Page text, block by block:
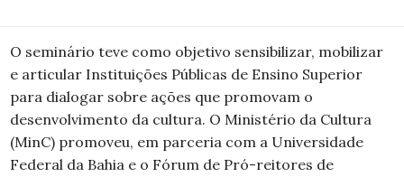
O seminário teve como objetivo sensibilizar, mobilizar
e articular Instituições Públicas de Ensino Superior
para dialogar sobre ações que promovam o
desenvolvimento da cultura. O Ministério da Cultura
(MinC) promoveu, em parceria com a Universidade
Federal da Bahia e o Fórum de Pró-reitores de